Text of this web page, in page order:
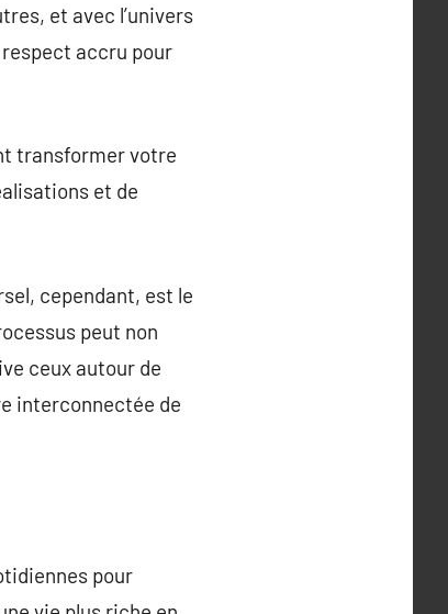
et avec l’univers
accru pour
transformer votre
et de
cependant, est le
peut non
ceux autour de
interconnectée de
pour